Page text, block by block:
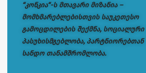
“კონკია“-ს მთავარი მიზანია –
მომხმარებლებისთვის საუკეთესო
გამოცდილების შექმნა, სოციალური
პასუხისმგებლობა, პარტნიორებთან
სანდო თანამშრომლობა.